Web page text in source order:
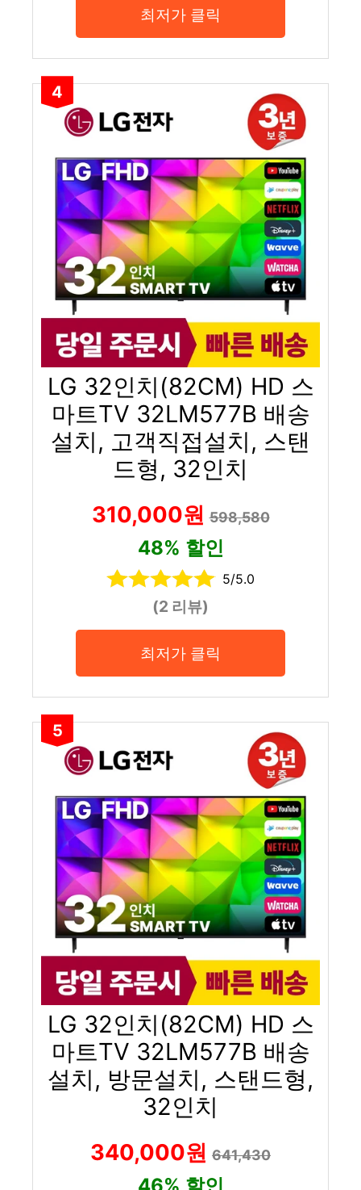
최저가 클릭
4
LG 32인치(82CM) HD 스
마트TV 32LM577B 배송
설치, 고객직접설치, 스탠
드형, 32인치
310,000원598,580
48% 할인
5/5.0
(2 리뷰)
최저가 클릭
5
LG 32인치(82CM) HD 스
마트TV 32LM577B 배송
설치, 방문설치, 스탠드형,
32인치
340,000원 641,430